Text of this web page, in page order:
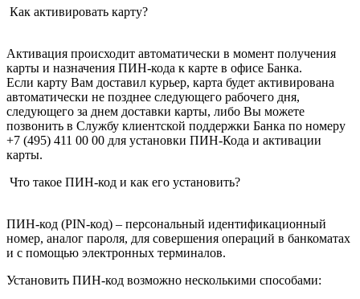
Как активировать карту?
Активация происходит автоматически в момент получения
карты и назначения ПИН-кода к карте в офисе Банка.
Если карту Вам доставил курьер, карта будет активирована
автоматически не позднее следующего рабочего дня,
следующего за днем доставки карты, либо Вы можете
позвонить в Службу клиентской поддержки Банка по номеру
+7 (495) 411 00 00 для установки ПИН-Кода и активации
карты.
Что такое ПИН-код и как его установить?
ПИН-код (PIN-код) – персональный идентификационный
номер, аналог пароля, для совершения операций в банкоматах
и с помощью электронных терминалов.
Установить ПИН-код возможно несколькими способами: